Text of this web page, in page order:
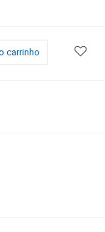
carrinho